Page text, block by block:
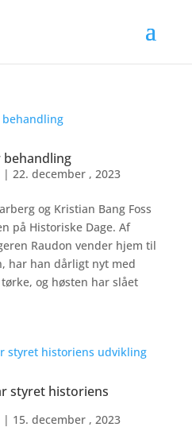
behandling
| 22. december , 2023
og Kristian Bang Foss
på Historiske Dage. Af
Raudon vender hjem til
har han dårligt nyt med
og høsten har slået
styret historiens
| 15. december , 2023